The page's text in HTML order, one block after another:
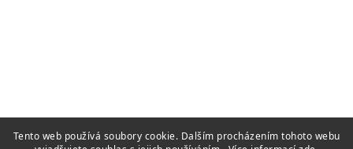
Tento web používá soubory cookie. Dalším procházením tohoto webu